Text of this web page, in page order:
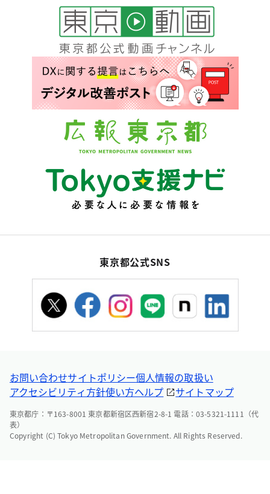
東京都公式SNS
お問い合わせサイトポリシー個人情報の取扱い
アクセシビリティ方針使い方ヘルプ サイトマップ
東京都庁：〒163-8001 東京都新宿区西新宿2-8-1 電話：03-5321-1111（代
表）
Copyright (C) Tokyo Metropolitan Government. All Rights Reserved.